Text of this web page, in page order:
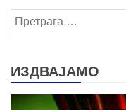
Претрага
за:
ИЗДВАЈАМО